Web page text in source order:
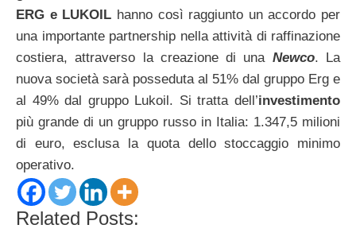
ERG e LUKOIL hanno così raggiunto un accordo per
una importante partnership nella attività di raffinazione
costiera, attraverso la creazione di una Newco. La
nuova società sarà posseduta al 51% dal gruppo Erg e
al 49% dal gruppo Lukoil. Si tratta dell’investimento
più grande di un gruppo russo in Italia: 1.347,5 milioni
di euro, esclusa la quota dello stoccaggio minimo
operativo.
Related Posts: